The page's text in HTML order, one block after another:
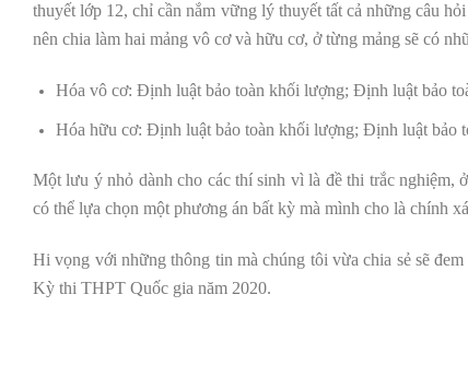
thuyết lớp 12, chỉ cần nắm vững lý thuyết tất cả những câu
nên chia làm hai mảng vô cơ và hữu cơ, ở từng mảng sẽ có
Hóa vô cơ: Định luật bảo toàn khối lượng; Định luật bảo
Hóa hữu cơ: Định luật bảo toàn khối lượng; Định luật bảo
Một lưu ý nhỏ dành cho các thí sinh vì là đề thi trắc nghiệm,
có thể lựa chọn một phương án bất kỳ mà mình cho là chính
Hi vọng với những thông tin mà chúng tôi vừa chia sẻ sẽ
Kỳ thi THPT Quốc gia năm 2020.